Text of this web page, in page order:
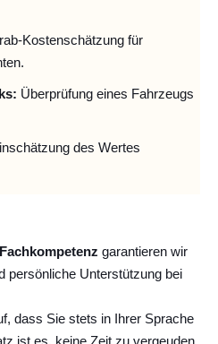
Kostenschätzung für
Überprüfung eines Fahrzeugs
des Wertes
Fachkompetenz garantieren wir
persönliche Unterstützung bei
dass Sie stets in Ihrer Sprache